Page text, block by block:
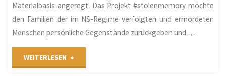
Materialbasis angeregt. Das Projekt #stolenmemory möchte
den Familien der im NS-Regime verfolgten und ermordeten
Menschen persönliche Gegenstände zurückgeben und …
WEITERLESEN